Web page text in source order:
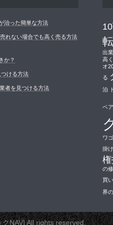
治った簡単な方法
れない場合でも高く売る方法
か？
ける方法
者を見つける方法
転
出
高
オ
る
泊
ベ
ワ
掛け
権
の
買
界
クNAVIAll rights reserved.